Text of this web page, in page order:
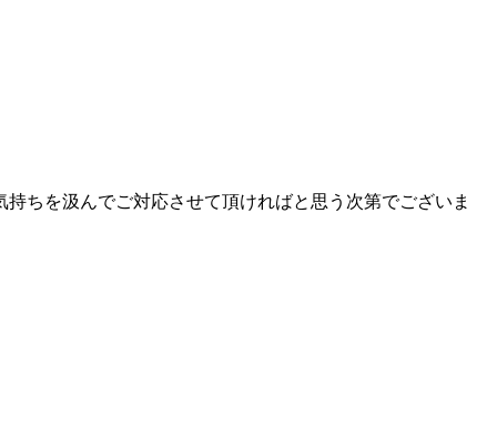
ちを汲んでご対応させて頂ければと思う次第でございま